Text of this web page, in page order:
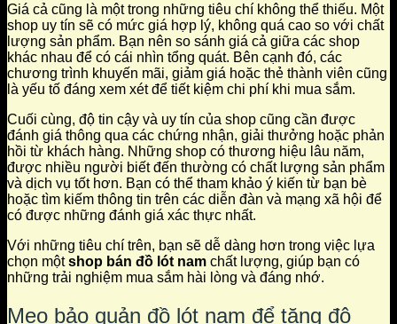
Giá cả cũng là một trong những tiêu chí không thể thiếu. Một
shop uy tín sẽ có mức giá hợp lý, không quá cao so với chất
lượng sản phẩm. Bạn nên so sánh giá cả giữa các shop
khác nhau để có cái nhìn tổng quát. Bên cạnh đó, các
chương trình khuyến mãi, giảm giá hoặc thẻ thành viên cũng
là yếu tố đáng xem xét để tiết kiệm chi phí khi mua sắm.
Cuối cùng, độ tin cậy và uy tín của shop cũng cần được
đánh giá thông qua các chứng nhận, giải thưởng hoặc phản
hồi từ khách hàng. Những shop có thương hiệu lâu năm,
được nhiều người biết đến thường có chất lượng sản phẩm
và dịch vụ tốt hơn. Bạn có thể tham khảo ý kiến từ bạn bè
hoặc tìm kiếm thông tin trên các diễn đàn và mạng xã hội để
có được những đánh giá xác thực nhất.
Với những tiêu chí trên, bạn sẽ dễ dàng hơn trong việc lựa
chọn mộtshop bán đồ lót nam chất lượng, giúp bạn có
những trải nghiệm mua sắm hài lòng và đáng nhớ.
Mẹo bảo quản đồ lót nam để tăng độ